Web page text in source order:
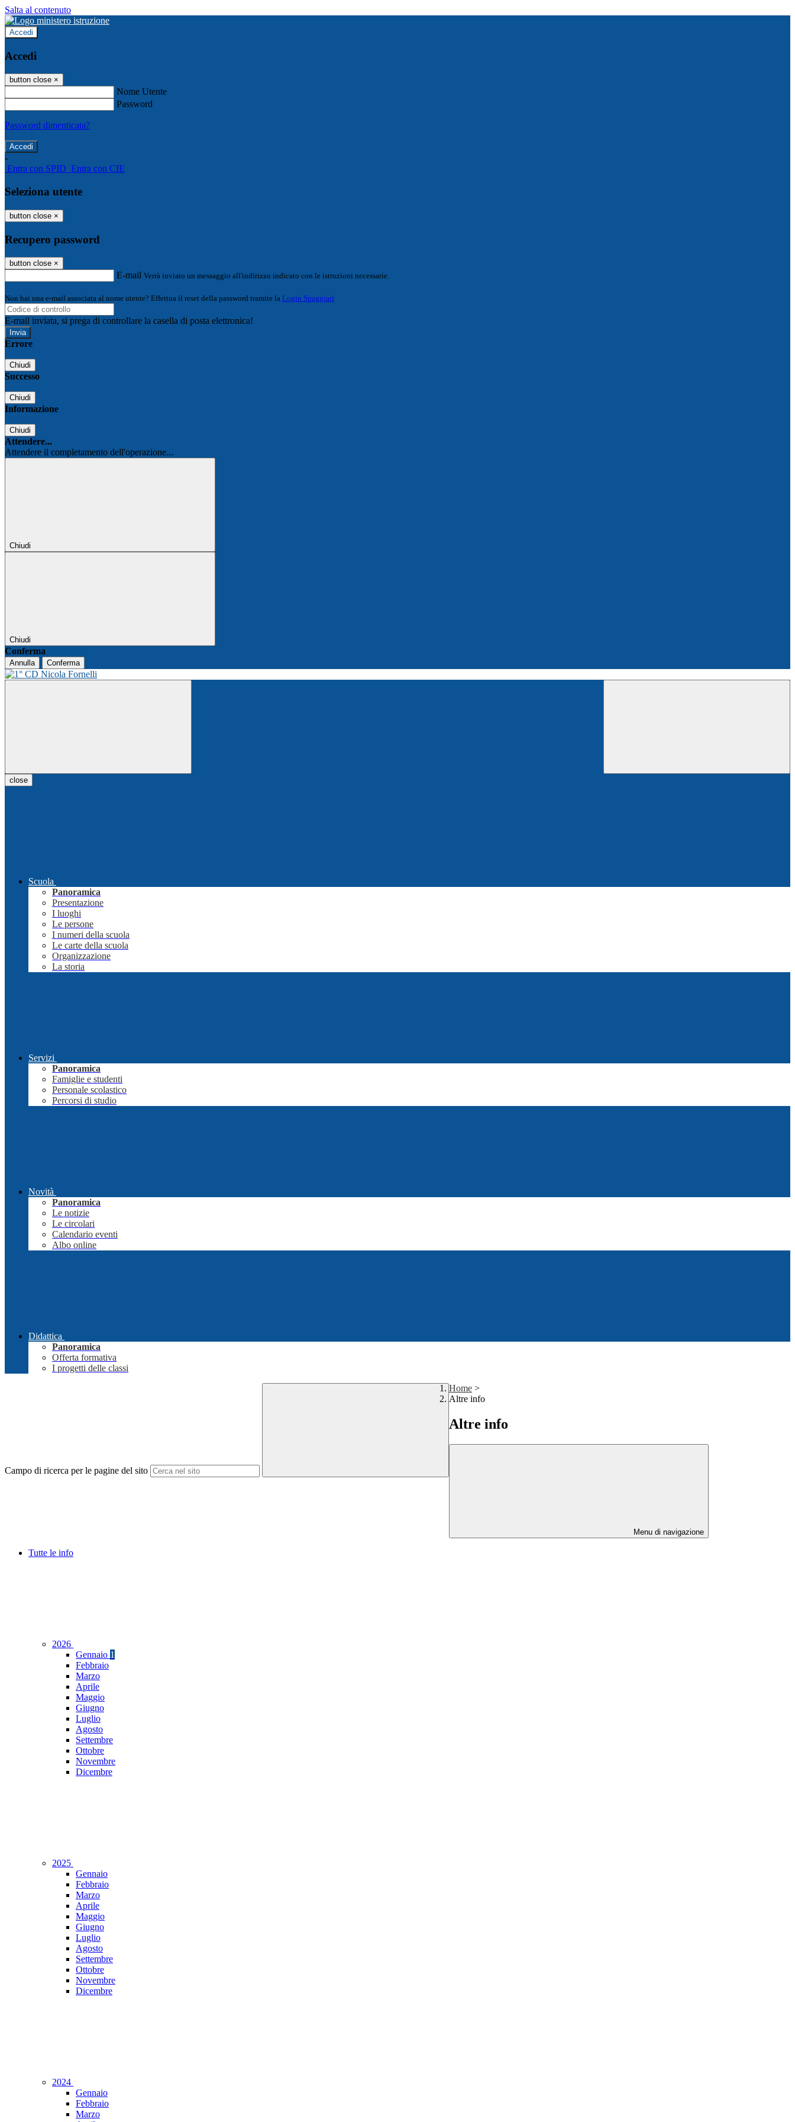
Salta al contenuto
Accedi
Accedi
button close ×
Nome Utente
Password
Password dimenticata?
-
Entra con SPID Entra con CIE
Seleziona utente
button close ×
Recupero password
button close ×
E-mail Verrà inviato un messaggio all'indirizzo indicato con le istruzioni necessarie.
Non hai una e-mail associata al nome utente? Effettua il reset della password tramite la Login Spaggiari
E-mail inviata, si prega di controllare la casella di posta elettronica!
Errore
Chiudi
Successo
Chiudi
Informazione
Chiudi
Attendere...
Attendere il completamento dell'operazione...
Chiudi
Chiudi
Conferma
Annulla Conferma
close
Scuola
Panoramica
Presentazione
I luoghi
Le persone
I numeri della scuola
Le carte della scuola
Organizzazione
La storia
Servizi
Panoramica
Famiglie e studenti
Personale scolastico
Percorsi di studio
Novità
Panoramica
Le notizie
Le circolari
Calendario eventi
Albo online
Didattica
Panoramica
Offerta formativa
I progetti delle classi
Campo di ricerca per le pagine del sito
Home >
Altre info
Altre info
Menu di navigazione
Tutte le info
2026
Gennaio 1
Febbraio
Marzo
Aprile
Maggio
Giugno
Luglio
Agosto
Settembre
Ottobre
Novembre
Dicembre
2025
Gennaio
Febbraio
Marzo
Aprile
Maggio
Giugno
Luglio
Agosto
Settembre
Ottobre
Novembre
Dicembre
2024
Gennaio
Febbraio
Marzo